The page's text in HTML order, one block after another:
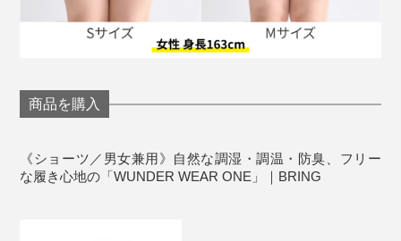
S／女性のS〜Mサイズ相当、男性のXS〜Sサイズ相
当
※女性でも、腰を広範囲にカバーしたい、長めに履きたい場合はMがおすす
めです。
商品を購入
《ショーツ／男女兼用》自然な調湿・調温・防臭、フリー
な履き心地の「WUNDER WEAR ONE」｜BRING